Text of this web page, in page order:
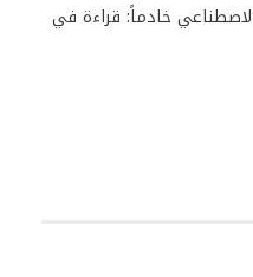
خادماً: قراءة في